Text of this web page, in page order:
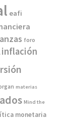
eafi
foro
inflación
materias
Mind the
monetaria